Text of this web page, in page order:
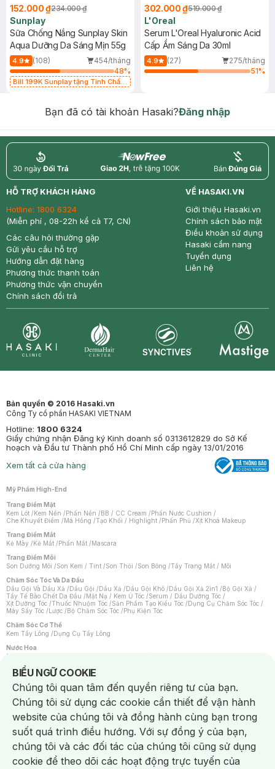
152.000 ₫234.000 ₫
Sunplay
Sữa Chống Nắng Sunplay Skin
Aqua Dưỡng Da Sáng Mịn 55g
4.9 (108)
454/tháng
48%
Bill 199K Sunplay tặng Tinh Chất
302.000 ₫519.000 ₫
L'Oreal
Serum L'Oreal Hyaluronic Acid
Cấp Ẩm Sáng Da 30ml
4.9 (27)
275/tháng
51%
Bạn đã có tài khoản Hasaki?Đăng nhập
return nowfree price
HỖ TRỢ KHÁCH HÀNG
Hotline: 1800 6324
(Miễn phí , 08-22h kể cả T7, CN)
Các câu hỏi thường gặp
Gửi yêu cầu hỗ trợ
Hướng dẫn đặt hàng
Phương thức thanh toán
Phương thức vận chuyển
Chính sách đổi trả
VỀ HASAKI.VN
Giới thiệu Hasaki.vn
Chính sách bảo mật
Điều khoản sử dụng
Hasaki cẩm nang
Tuyển dụng
Liên hệ
Bản quyền © 2016 Hasaki.vn
Công Ty cổ phần HASAKI VIETNAM
Hotline: 1800 6324
Giấy chứng nhận Đăng ký Kinh doanh số 0313612829 do Sở Kế
hoạch và Đầu tư Thành phố Hồ Chí Minh cấp ngày 13/01/2016
Xem tất cả cửa hàng
Mỹ Phẩm High-End
Trang Điểm Mặt
Kem Lót /Kem Nền /Phấn Nền /BB / CC Cream /Phấn Nước Cushion /
Che Khuyết Điểm /Má Hồng /Tạo Khối / Highlight /Phấn Phủ /Xịt Khoá Makeup
Trang Điểm Mắt
Kẻ Mày /Kẻ Mắt /Phấn Mắt /Mascara
Trang Điểm Môi
Son Dưỡng Môi /Son Kem / Tint /Son Thỏi /Son Bóng /Tẩy Trang Mắt / Môi
Chăm Sóc Tóc Và Da Đầu
Dầu Gội Và Dầu Xả /Dầu Gội /Dầu Xả /Dầu Gội Khô /Dầu Gội Xả 2in1 /Bộ Gội Xả /
Tẩy Tế Bào Chết Da Đầu /Mặt Nạ / Kem Ủ Tóc /Serum / Dầu Dưỡng Tóc /
Xịt Dưỡng Tóc /Thuốc Nhuộm Tóc /Sản Phẩm Tạo Kiểu Tóc /Dụng Cụ Chăm Sóc Tóc /
Máy Sấy Tóc /Lược /Bộ Chăm Sóc Tóc /Phụ Kiện Tóc
Chăm Sóc Cơ Thể
Kem Tẩy Lông /Dụng Cụ Tẩy Lông
Nước Hoa
Nước Hoa Nữ
Chăm Sóc Cá Nhân
Chống Muỗi /Khẩu Trang /Máy Massage/Mặt Nạ Xông Hơi /Nước Rửa Tay/
Sản Phẩm Chăm Sóc Khác /Bàn Chải Đánh Răng /Bàn Chải Điện/
Hỗ Trợ Trắng Răng/Kem Đánh Răng /Máy Tăm Nước/ Nước Súc Miệng/
Tăm / Chỉ Nha Khoa/ Xịt Thơm Miệng / Dung Dịch Vệ Sinh/Dưỡng Vùng Kín/
Khăn Ướt Vệ Sinh Vùng Kín/Băng Vệ Sinh/Tampon/Bọt Cạo Râu /Dao Cạo Râu/
Máy Cạo Râu
Vấn Đề Về Da
Da Dầu / Lỗ Chân Lông To/ Da Khô / Mất Nước/ Da Lão Hóa/ Da Mụn/
Da Nhạy Cảm / Kích Ứng
Da Xỉn Màu Thâm / Nám / Tàn Nhang
Quầng Thâm & Bọng Mắt /Sẹo /Viêm Da Cơ Địa
BIỂU NGỮ COOKIE
Notice about cookies usage
Chúng tôi quan tâm đến quyền riêng tư của bạn.
Chúng tôi sử dụng các cookie cần thiết để vận hành
website của chúng tôi và đồng hành cùng bạn trong
suốt quá trình điều hướng. Với sự đồng ý của bạn,
chúng tôi và các đối tác của chúng tôi cũng sử dụng
cookie để theo dõi các hoạt động trực tuyến của